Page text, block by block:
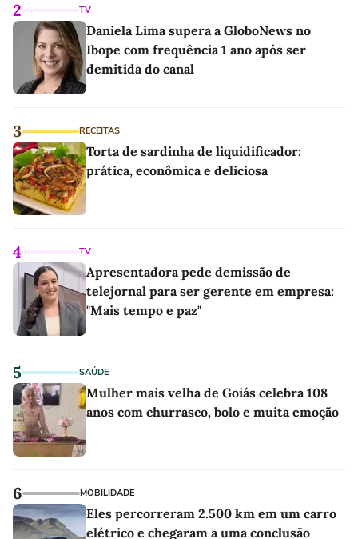
2 TV
Daniela Lima supera a GloboNews no
Ibope com frequência 1 ano após ser
demitida do canal
3 RECEITAS
Torta de sardinha de liquidificador:
prática, econômica e deliciosa
4 TV
Apresentadora pede demissão de
telejornal para ser gerente em empresa:
"Mais tempo e paz"
5 SAÚDE
Mulher mais velha de Goiás celebra 108
anos com churrasco, bolo e muita emoção
6 MOBILIDADE
Eles percorreram 2.500 km em um carro
elétrico e chegaram a uma conclusão